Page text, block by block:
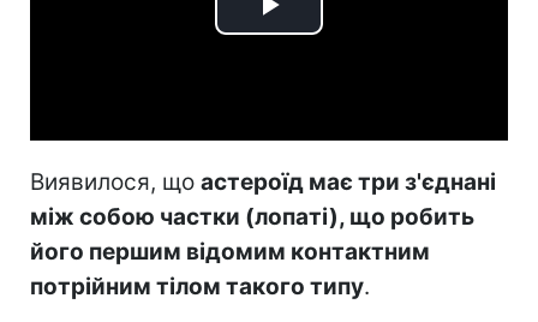
Play
Виявилося, що астероїд має три з'єднані
між собою частки (лопаті), що робить
його першим відомим контактним
потрійним тілом такого типу.